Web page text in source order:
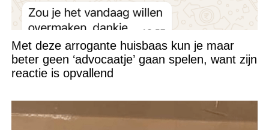
Met deze arrogante huisbaas kun je maar
beter geen ‘advocaatje’ gaan spelen, want zijn
reactie is opvallend